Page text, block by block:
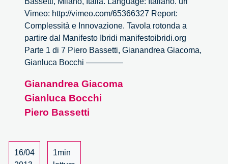
Vimeo: http://vimeo.com/65366327 Report:
Complessità e Innovazione. Tavola rotonda a
partire dal Manifesto Ibridi manifestoibridi.org
Parte 1 di 7 Piero Bassetti, Gianandrea Giacoma,
Gianluca Bocchi ————–
Gianandrea Giacoma
Gianluca Bocchi
Piero Bassetti
16/04
1min